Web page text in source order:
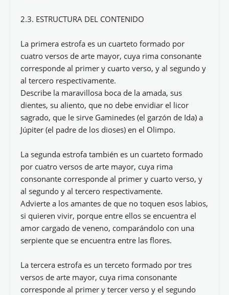
2.3. ESTRUCTURA DEL CONTENIDO
La primera estrofa es un cuarteto formado por
cuatro versos de arte mayor, cuya rima consonante
corresponde al primer y cuarto verso, y al segundo y
al tercero respectivamente.
Describe la maravillosa boca de la amada, sus
dientes, su aliento, que no debe envidiar el licor
sagrado, que le sirve Gaminedes (el garzón de Ida) a
Júpiter (el padre de los dioses) en el Olimpo.
La segunda estrofa también es un cuarteto formado
por cuatro versos de arte mayor, cuya rima
consonante corresponde al primer y cuarto verso, y
al segundo y al tercero respectivamente.
Advierte a los amantes de que no toquen esos labios,
si quieren vivir, porque entre ellos se encuentra el
amor cargado de veneno, comparándolo con una
serpiente que se encuentra entre las flores.
La tercera estrofa es un terceto formado por tres
versos de arte mayor, cuya rima consonante
corresponde al primer y tercer verso y el segundo